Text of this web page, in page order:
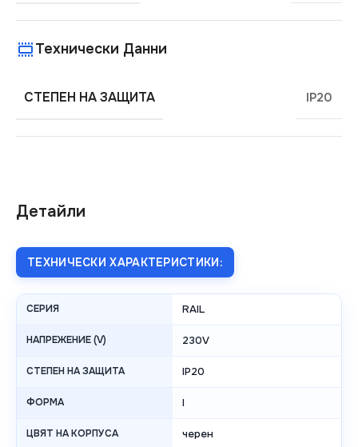
Детайли
ТЕХНИЧЕСКИ ХАРАКТЕРИСТИКИ:
СЕРИЯ RAIL
НАПРЕЖЕНИЕ (V) 230V
СТЕПЕН НА ЗАЩИТА IP20
ФОРМА I
ЦВЯТ НА КОРПУСА черен
Технически Данни
СТЕПЕН НА ЗАЩИТА IP20